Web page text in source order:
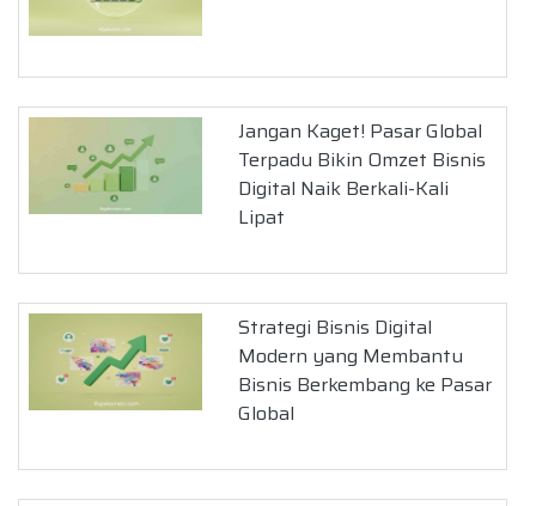
Jangan Kaget! Pasar Global
Terpadu Bikin Omzet Bisnis
Digital Naik Berkali-Kali
Lipat
Strategi Bisnis Digital
Modern yang Membantu
Bisnis Berkembang ke Pasar
Global